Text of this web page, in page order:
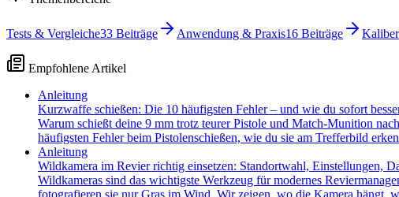
Tests & Vergleiche33 Beiträge Anwendung & Praxis16 Beiträge
Empfohlene Artikel
Anleitung
Kurzwaffe schießen: Die 10 häufigsten Fehler – und wie du sofort
Warum schießt deine 9 mm trotz teurer Pistole und Match-Munition
häufigsten Fehler beim Pistolenschießen, wie du sie am Trefferbild
Anleitung
Wildkamera im Revier richtig einsetzen: Standortwahl, Einstellungen,
Wildkameras sind das wichtigste Werkzeug für modernes